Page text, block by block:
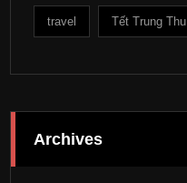
travel Tết Trung Thu
Archives